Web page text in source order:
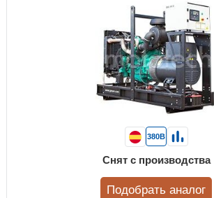
380В
Снят с производства
Подобрать аналог